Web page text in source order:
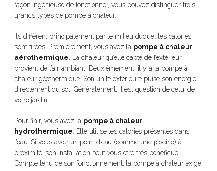
façon ingénieuse de fonctionner, vous pouvez distinguer trois
grands types de pompe à chaleur.
Ils diffèrent principalement par le milieu duquel les calories
sont tirées. Premièrement, vous avez la pompe à chaleur
aérothermique. La chaleur qu’elle capte de l’extérieur
provient de l’air ambiant. Deuxièmement, il y a la pompe à
chaleur géothermique. Son unité extérieure puise son énergie
directement du sol. Généralement, il est question de celui de
votre jardin.
Pour finir, vous avez la pompe à chaleur
hydrothermique. Elle utilise les calories présentes dans
l’eau. Si vous avez un point d’eau (comme une piscine) à
proximité, son installation peut vous être très bénéfique.
Compte tenu de son fonctionnement, la pompe à chaleur exige